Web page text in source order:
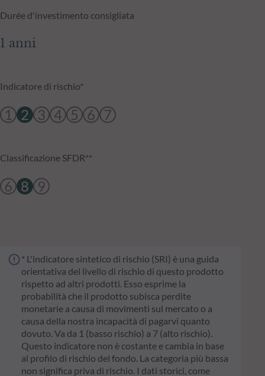
Durée d'investimento consigliata
1 anni
Indicatore di rischio*
1 2 3 4 5 6 7
Classificazione SFDR**
6 8 9
* L'indicatore sintetico di rischio (SRI) è una guida
orientativa del livello di rischio di questo prodotto
rispetto ad altri prodotti. Esso esprime la
probabilità che il prodotto subisca perdite
monetarie a causa di movimenti sul mercato o a
causa della nostra incapacità di pagarvi quanto
dovuto. Va da 1 (basso rischio) a 7 (alto rischio).
Questo indicatore non è costante e cambia in base
al profilo di rischio del fondo. La categoria più bassa
non significa priva di rischio. I dati storici, come